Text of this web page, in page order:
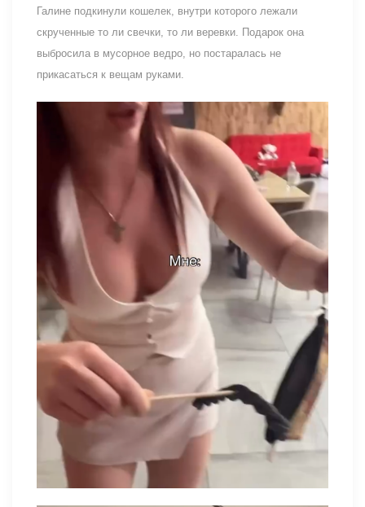
Галине подкинули кошелек, внутри которого лежали
скрученные то ли свечки, то ли веревки. Подарок она
выбросила в мусорное ведро, но постаралась не
прикасаться к вещам руками.